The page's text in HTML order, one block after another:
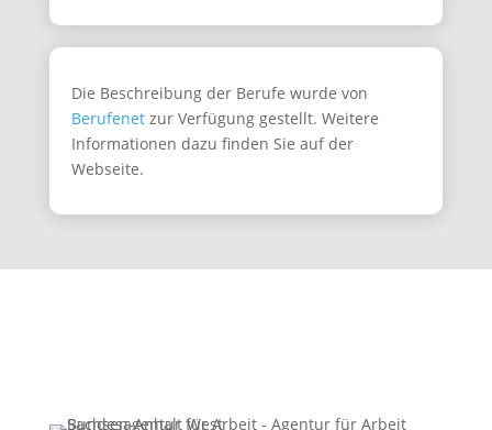
Die Beschreibung der Berufe wurde von
Berufenetzur Verfügung gestellt. Weitere
Informationen dazu finden Sie auf der
Webseite.